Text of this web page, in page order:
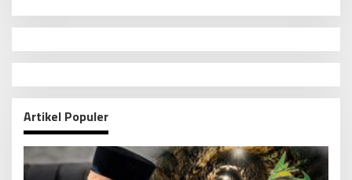
a
s
i
p
o
s
Artikel Populer